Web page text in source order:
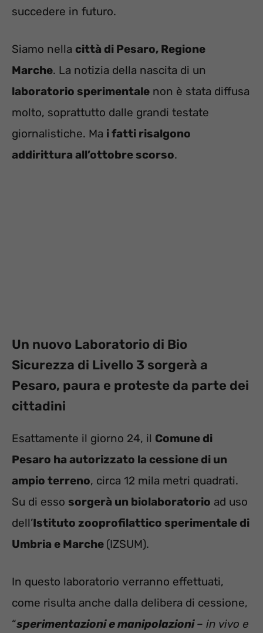
succedere in futuro.
Siamo nella città di Pesaro, Regione
Marche. La notizia della nascita di un
laboratorio sperimentale non è stata diffusa
molto, soprattutto dalle grandi testate
giornalistiche. Ma i fatti risalgono
addirittura all’ottobre scorso.
Un nuovo Laboratorio di Bio
Sicurezza di Livello 3 sorgerà a
Pesaro, paura e proteste da parte dei
cittadini
Esattamente il giorno 24, il Comune di
Pesaro ha autorizzato la cessione di un
ampio terreno, circa 12 mila metri quadrati.
Su di esso sorgerà un biolaboratorio ad uso
dell’Istituto zooprofilattico sperimentale di
Umbria e Marche (IZSUM).
In questo laboratorio verranno effettuati,
come risulta anche dalla delibera di cessione,
“sperimentazioni e manipolazioni– in vivo e